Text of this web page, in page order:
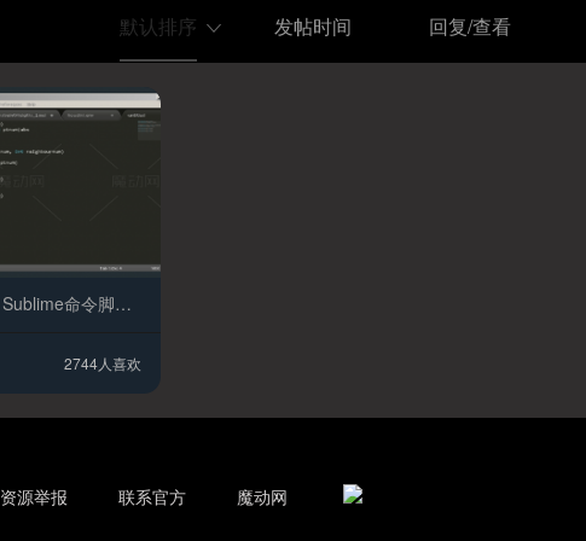
默认排序 发帖时间 回复/查看
HOUDINI Vex Sublime命令脚本HOUDINI Vex Sublime Commands Completion
2744人喜欢
资源举报 联系官方 魔动网